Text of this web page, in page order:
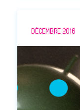
DÉCEMBRE 2016